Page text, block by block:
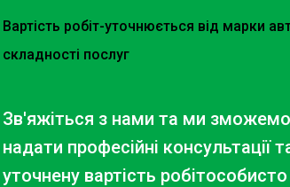
Вартість робіт-уточнюється від марки
складності послуг
Зв'яжіться з нами та ми зможемо
надати професійні консультації
уточнену вартість робіт